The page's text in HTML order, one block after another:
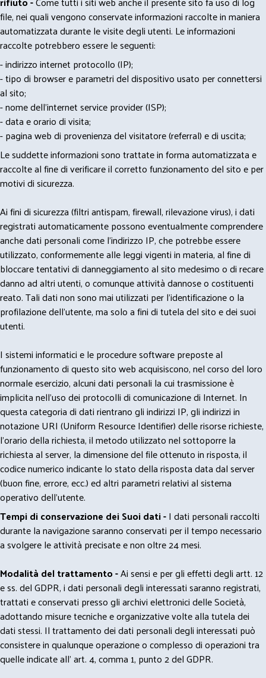
file, nei quali vengono conservate informazioni raccolte in maniera
automatizzata durante le visite degli utenti. Le informazioni
raccolte potrebbero essere le seguenti:
- indirizzo internet protocollo (IP);
- tipo di browser e parametri del dispositivo usato per connettersi
al sito;
- nome dell'internet service provider (ISP);
- data e orario di visita;
- pagina web di provenienza del visitatore (referral) e di uscita;
Le suddette informazioni sono trattate in forma automatizzata e
raccolte al fine di verificare il corretto funzionamento del sito e per
motivi di sicurezza.
Ai fini di sicurezza (filtri antispam, firewall, rilevazione virus), i dati
registrati automaticamente possono eventualmente comprendere
anche dati personali come l'indirizzo IP, che potrebbe essere
utilizzato, conformemente alle leggi vigenti in materia, al fine di
bloccare tentativi di danneggiamento al sito medesimo o di recare
danno ad altri utenti, o comunque attività dannose o costituenti
reato. Tali dati non sono mai utilizzati per l'identificazione o la
profilazione dell'utente, ma solo a fini di tutela del sito e dei suoi
utenti.
I sistemi informatici e le procedure software preposte al
funzionamento di questo sito web acquisiscono, nel corso del loro
normale esercizio, alcuni dati personali la cui trasmissione è
implicita nell'uso dei protocolli di comunicazione di Internet. In
questa categoria di dati rientrano gli indirizzi IP, gli indirizzi in
notazione URI (Uniform Resource Identifier) delle risorse richieste,
l'orario della richiesta, il metodo utilizzato nel sottoporre la
richiesta al server, la dimensione del file ottenuto in risposta, il
codice numerico indicante lo stato della risposta data dal server
(buon fine, errore, ecc.) ed altri parametri relativi al sistema
operativo dell'utente.
Tempi di conservazione dei Suoi dati -I dati personali raccolti
durante la navigazione saranno conservati per il tempo necessario
a svolgere le attività precisate e non oltre 24 mesi.
Modalità del trattamento -Ai sensi e per gli effetti degli artt. 12
e ss. del GDPR, i dati personali degli interessati saranno registrati,
trattati e conservati presso gli archivi elettronici delle Società,
adottando misure tecniche e organizzative volte alla tutela dei
dati stessi. Il trattamento dei dati personali degli interessati può
consistere in qualunque operazione o complesso di operazioni tra
quelle indicate all' art. 4, comma 1, punto 2 del GDPR.